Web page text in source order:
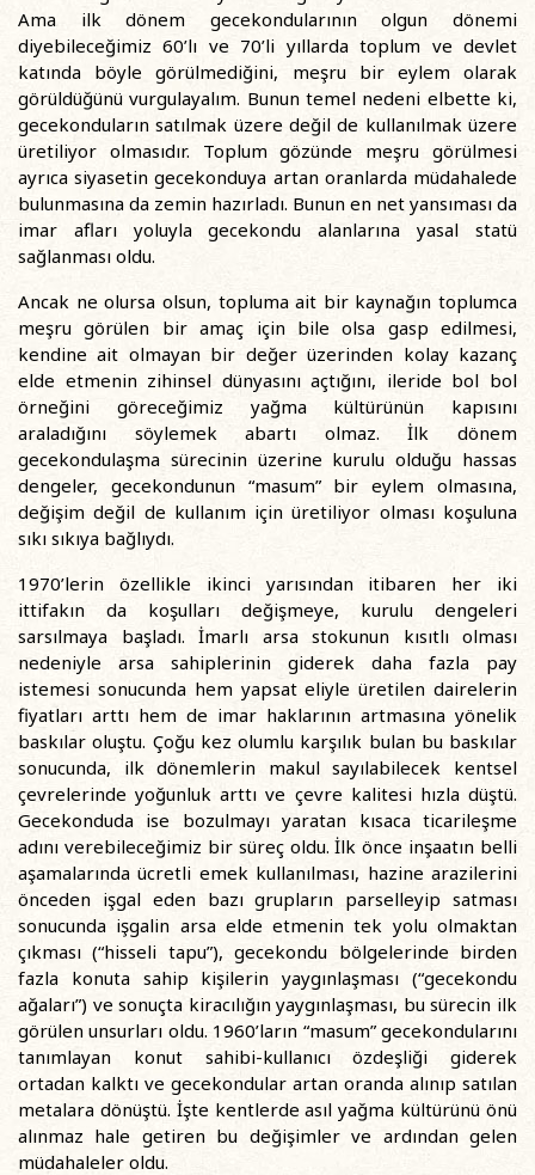
Ama ilk dönem gecekondularının olgun dönemi
diyebileceğimiz 60’lı ve 70’li yıllarda toplum ve devlet
katında böyle görülmediğini, meşru bir eylem olarak
görüldüğünü vurgulayalım. Bunun temel nedeni elbette ki,
gecekonduların satılmak üzere değil de kullanılmak üzere
üretiliyor olmasıdır. Toplum gözünde meşru görülmesi
ayrıca siyasetin gecekonduya artan oranlarda müdahalede
bulunmasına da zemin hazırladı. Bunun en net yansıması da
imar afları yoluyla gecekondu alanlarına yasal statü
sağlanması oldu.
Ancak ne olursa olsun, topluma ait bir kaynağın toplumca
meşru görülen bir amaç için bile olsa gasp edilmesi,
kendine ait olmayan bir değer üzerinden kolay kazanç
elde etmenin zihinsel dünyasını açtığını, ileride bol bol
örneğini göreceğimiz yağma kültürünün kapısını
araladığını söylemek abartı olmaz. İlk dönem
gecekondulaşma sürecinin üzerine kurulu olduğu hassas
dengeler, gecekondunun “masum” bir eylem olmasına,
değişim değil de kullanım için üretiliyor olması koşuluna
sıkı sıkıya bağlıydı.
1970’lerin özellikle ikinci yarısından itibaren her iki
ittifakın da koşulları değişmeye, kurulu dengeleri
sarsılmaya başladı. İmarlı arsa stokunun kısıtlı olması
nedeniyle arsa sahiplerinin giderek daha fazla pay
istemesi sonucunda hem yapsat eliyle üretilen dairelerin
fiyatları arttı hem de imar haklarının artmasına yönelik
baskılar oluştu. Çoğu kez olumlu karşılık bulan bu baskılar
sonucunda, ilk dönemlerin makul sayılabilecek kentsel
çevrelerinde yoğunluk arttı ve çevre kalitesi hızla düştü.
Gecekonduda ise bozulmayı yaratan kısaca ticarileşme
adını verebileceğimiz bir süreç oldu. İlk önce inşaatın belli
aşamalarında ücretli emek kullanılması, hazine arazilerini
önceden işgal eden bazı grupların parselleyip satması
sonucunda işgalin arsa elde etmenin tek yolu olmaktan
çıkması (“hisseli tapu”), gecekondu bölgelerinde birden
fazla konuta sahip kişilerin yaygınlaşması (“gecekondu
ağaları”) ve sonuçta kiracılığın yaygınlaşması, bu sürecin ilk
görülen unsurları oldu. 1960’ların “masum” gecekondularını
tanımlayan konut sahibi-kullanıcı özdeşliği giderek
ortadan kalktı ve gecekondular artan oranda alınıp satılan
metalara dönüştü. İşte kentlerde asıl yağma kültürünü önü
alınmaz hale getiren bu değişimler ve ardından gelen
müdahaleler oldu.